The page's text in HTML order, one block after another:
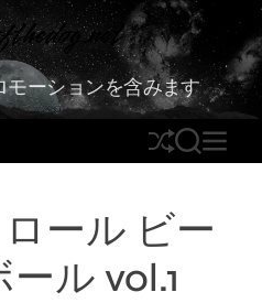
モーションを含みます
S
h
ff
l
S
E
R
H
M
E
ール ビー
ル vol.1